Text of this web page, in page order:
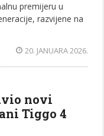
premijeru u
razvijene na
20. JANUARA 2026.
novi
Tiggo 4